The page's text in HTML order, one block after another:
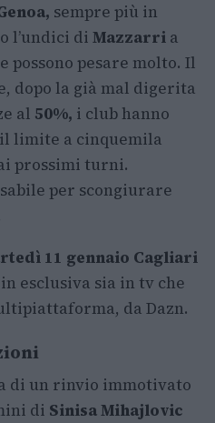
sempre più in
l’undici di Mazzarri a
pesare molto. Il
dopo la già mal digerita
al 50%, i club hanno
limite a cinquemila
prossimi turni.
per scongiurare
11 gennaio Cagliari
esclusiva sia in tv che
da Dazn.
di un rinvio immotivato
di Sinisa Mihajlovic